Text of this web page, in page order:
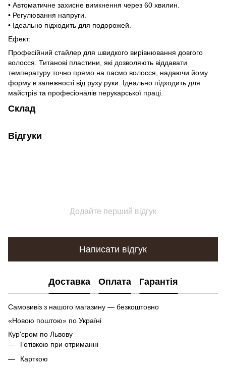
• Автоматичне захисне вимкнення через 60 хвилин.
• Регулювання напруги.
• Ідеально підходить для подорожей.
Ефект:
Професійний стайлер для швидкого вирівнювання довгого
волосся. Титанові пластини, які дозволяють віддавати
температуру точно прямо на пасмо волосся, надаючи йому
форму в залежності від руху руки. Ідеально підходить для
майстрів та професіоналів перукарської праці.
Склад
Відгуки
Додайте перший відгук
Написати відгук
Доставка Оплата Гарантія
Самовивіз з нашого магазину — безкоштовно
«Новою поштою» по Україні
Кур'єром по Львову
Готівкою при отриманні
Карткою